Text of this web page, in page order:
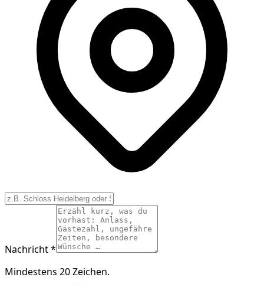
Nachricht *
Mindestens 20 Zeichen.